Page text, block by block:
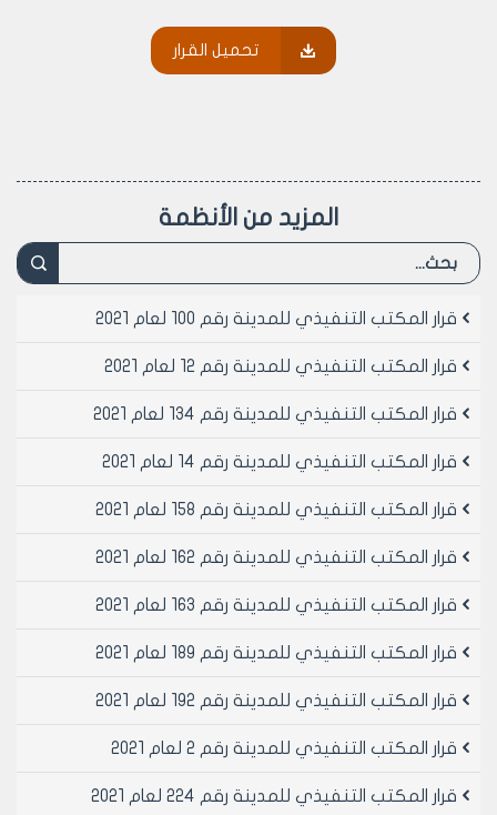
الدكتور المهندس معد المدلجي
تحميل القرار
المزيد من الأنظمة
قرار المكتب التنفيذي للمدينة رقم 100 لعام 2021
قرار المكتب التنفيذي للمدينة رقم 12 لعام 2021
قرار المكتب التنفيذي للمدينة رقم 134 لعام 2021
قرار المكتب التنفيذي للمدينة رقم 14 لعام 2021
قرار المكتب التنفيذي للمدينة رقم 158 لعام 2021
قرار المكتب التنفيذي للمدينة رقم 162 لعام 2021
قرار المكتب التنفيذي للمدينة رقم 163 لعام 2021
قرار المكتب التنفيذي للمدينة رقم 189 لعام 2021
قرار المكتب التنفيذي للمدينة رقم 192 لعام 2021
قرار المكتب التنفيذي للمدينة رقم 2 لعام 2021
قرار المكتب التنفيذي للمدينة رقم 224 لعام 2021